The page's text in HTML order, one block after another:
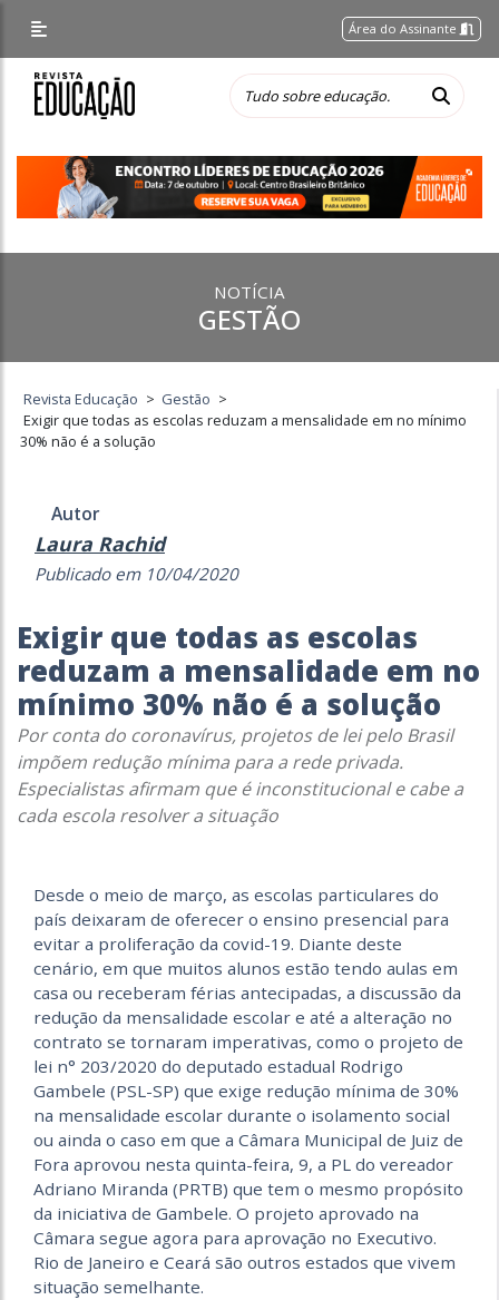
Área do Assinante
NOTÍCIA
GESTÃO
Revista Educação > Gestão >
Exigir que todas as escolas reduzam a mensalidade em no mínimo
30% não é a solução
Autor
Laura Rachid
Publicado em 10/04/2020
Exigir que todas as escolas
reduzam a mensalidade em no
mínimo 30% não é a solução
Por conta do coronavírus, projetos de lei pelo Brasil
impõem redução mínima para a rede privada.
Especialistas afirmam que é inconstitucional e cabe a
cada escola resolver a situação
Desde o meio de março, as escolas particulares do
país deixaram de oferecer o ensino presencial para
evitar a proliferação da covid-19. Diante deste
cenário, em que muitos alunos estão tendo aulas em
casa ou receberam férias antecipadas, a discussão da
redução da mensalidade escolar e até a alteração no
contrato se tornaram imperativas, como o projeto de
lei n° 203/2020 do deputado estadual Rodrigo
Gambele (PSL-SP) que exige redução mínima de 30%
na mensalidade escolar durante o isolamento social
ou ainda o caso em que a Câmara Municipal de Juiz de
Fora aprovou nesta quinta-feira, 9, a PL do vereador
Adriano Miranda (PRTB) que tem o mesmo propósito
da iniciativa de Gambele. O projeto aprovado na
Câmara segue agora para aprovação no Executivo.
Rio de Janeiro e Ceará são outros estados que vivem
situação semelhante.